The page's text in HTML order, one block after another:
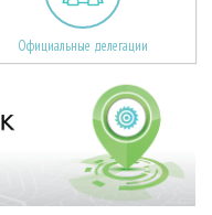
Официальные делегации